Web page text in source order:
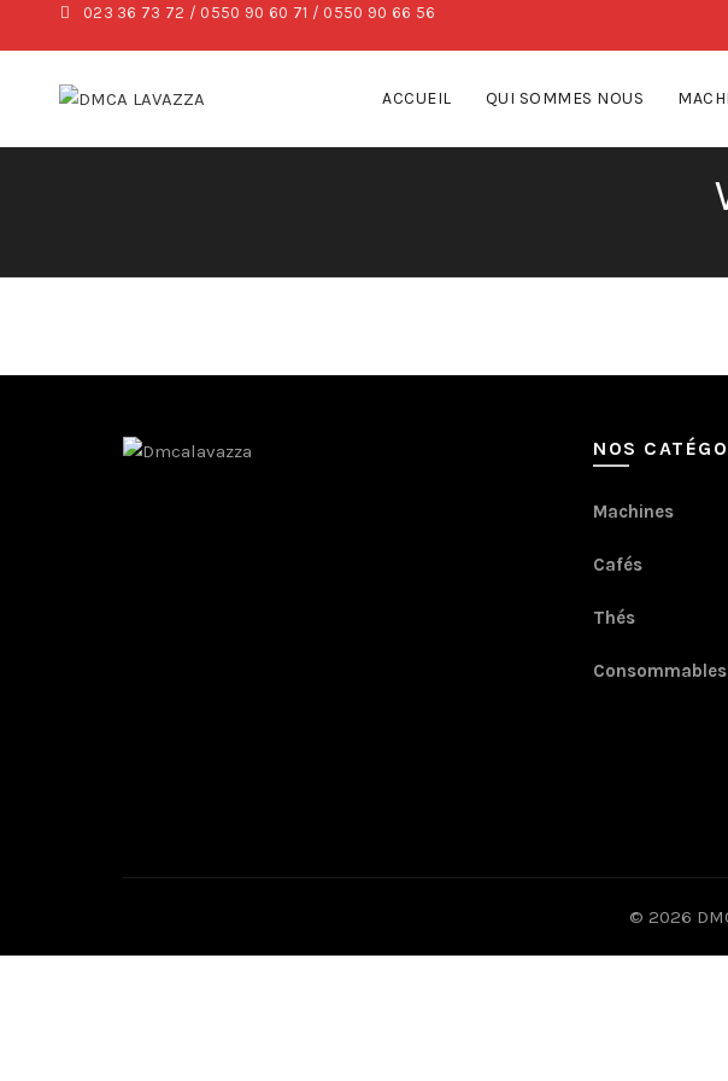
023 36 73 72 / 0550 90 60 71 / 0550 90 66 56
ACCUEIL QUI SOMMES NOUS
NOS
Machines
Cafés
Thés
Consommables
© 2026